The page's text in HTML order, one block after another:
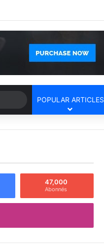
Search
for
POPULAR ARTICLES
47,000
Abonnés